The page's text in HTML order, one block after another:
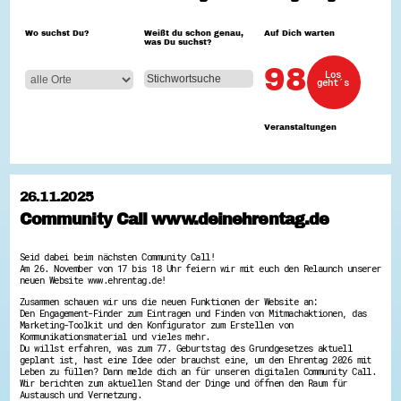
Zeig uns dein Ehrenamt
Wettbewerb | Trikotwettbewerb
Wettbewerb | 80 Jahre Hessen - Engagement
Ausgezeichnete Projekte
Engagement-Lotsen
Ehrentag
Freiwilligenmanagement
Kompetenznachweis Hessen
Zeugnisbeiblatt
Service-Learning
Mach dich schlau
GEMA-Pakt
Wo suchst Du?
Weißt du schon genau,
was Du suchst?
Auf Dich warten
98
Veranstaltungen
Los
geht´s
26.11.2025
Community Call www.deinehrentag.de
Seid dabei beim nächsten Community Call!
Am 26. November von 17 bis 18 Uhr feiern wir mit euch den Relaunch unserer
neuen Website www.ehrentag.de!
Zusammen schauen wir uns die neuen Funktionen der Website an:
Den Engagement-Finder zum Eintragen und Finden von Mitmachaktionen, das
Marketing-Toolkit und den Konfigurator zum Erstellen von
Kommunikationsmaterial und vieles mehr.
Du willst erfahren, was zum 77. Geburtstag des Grundgesetzes aktuell
geplant ist, hast eine Idee oder brauchst eine, um den Ehrentag 2026 mit
Leben zu füllen? Dann melde dich an für unseren digitalen Community Call.
Wir berichten zum aktuellen Stand der Dinge und öffnen den Raum für
Austausch und Vernetzung.